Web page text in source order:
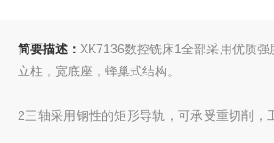
简要描述： XK7136数控铣床1全部采用优质
立柱，宽底座，蜂巢式结构。
2三轴采用钢性的矩形导轨，可承受重切削，